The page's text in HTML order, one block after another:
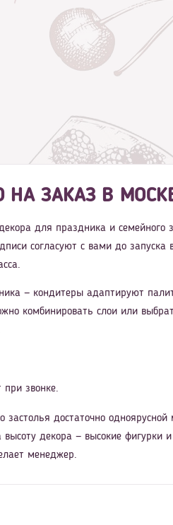
ЗАКАЗ В
для праздника и
согласуют с вами до запуска
— кондитеры адаптируют
комбинировать слои или
при звонке.
достаточно
декора — высокие фигурки
менеджер.